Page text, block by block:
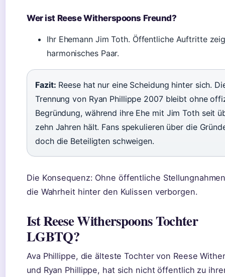
Wer ist Reese Witherspoons Freund?
Ihr Ehemann Jim Toth. Öffentliche Auftritte
harmonisches Paar.
Fazit: Reese hat nur eine Scheidung hinter sich.
Trennung von Ryan Phillippe 2007 bleibt ohne
Begründung, während ihre Ehe mit Jim Toth seit
zehn Jahren hält. Fans spekulieren über die
doch die Beteiligten schweigen.
Die Konsequenz: Ohne öffentliche
die Wahrheit hinter den Kulissen verborgen.
Ist Reese Witherspoons Tochter
LGBTQ?
Ava Phillippe, die älteste Tochter von Reese
und Ryan Phillippe, hat sich nicht öffentlich zu